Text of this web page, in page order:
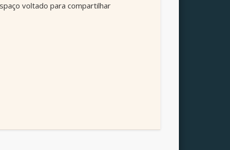
voltado para compartilhar